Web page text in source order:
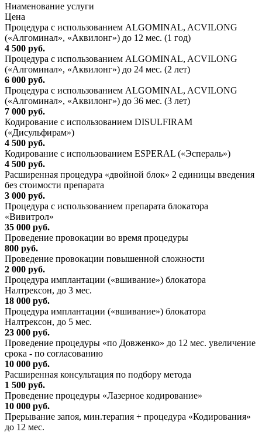
Ниaменование услуги
Цена
Процедура с использованием ALGOMINAL, ACVILONG
(«Алгоминал», «Аквилонг») до 12 мес. (1 год)
4 500 руб.
Процедура с использованием ALGOMINAL, ACVILONG
(«Алгоминал», «Аквилонг») до 24 мес. (2 лет)
6 000 руб.
Процедура с использованием ALGOMINAL, ACVILONG
(«Алгоминал», «Аквилонг») до 36 мес. (3 лет)
7 000 руб.
Кодирование с использованием DISULFIRAM
(«Дисульфирам»)
4 500 руб.
Кодирование с использованием ESPERAL («Эспераль»)
4 500 руб.
Расширенная процедура «двойной блок» 2 единицы введения
без стоимости препарата
3 000 руб.
Процедура с использованием препарата блокатора
«Вивитрол»
35 000 руб.
Проведение провокации во время процедуры
800 руб.
Проведение провокации повышенной сложности
2 000 руб.
Процедура имплантации («вшивание») блокатора
Налтрексон, до 3 мес.
18 000 руб.
Процедура имплантации («вшивание») блокатора
Налтрексон, до 5 мес.
23 000 руб.
Проведение процедуры «по Довженко» до 12 мес. увеличение
срока - по согласованию
10 000 руб.
Расширенная консультация по подбору метода
1 500 руб.
Проведение процедуры «Лазерное кодирование»
10 000 руб.
Прерывание запоя, мин.терапия + процедура «Кодирования»
до 12 мес.